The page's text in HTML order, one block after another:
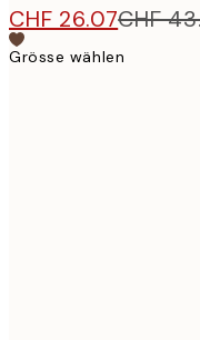
CHF 26.07CHF
Grösse wählen